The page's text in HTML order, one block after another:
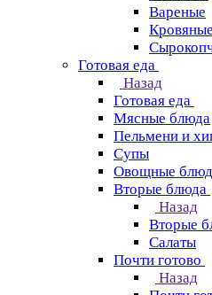
Вареные
Готовая еда
Назад
Готовая еда
Мясные блюда
Пельмени и
Супы
Овощные
Вторые блюда
Назад
Вторые
Салаты
Почти готово
Назад